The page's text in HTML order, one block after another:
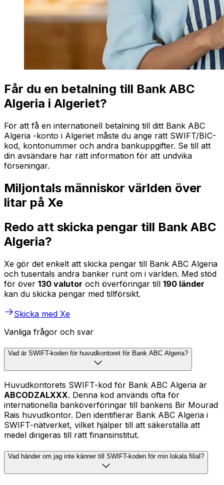
Får du en betalning till Bank ABC
Algeria i Algeriet?
För att få en internationell betalning till ditt Bank ABC
Algeria -konto i Algeriet måste du ange rätt SWIFT/BIC-
kod, kontonummer och andra bankuppgifter. Se till att
din avsändare har rätt information för att undvika
förseningar.
Miljontals människor världen över
litar på Xe
Redo att skicka pengar till Bank ABC
Algeria?
Xe gör det enkelt att skicka pengar till Bank ABC Algeria
och tusentals andra banker runt om i världen. Med stöd
för över 130 valutor och överföringar till 190 länder
kan du skicka pengar med tillförsikt.
Skicka med Xe
Vanliga frågor och svar
Vad är SWIFT-koden för huvudkontoret för Bank ABC Algeria?
Huvudkontorets SWIFT-kod för Bank ABC Algeria är
ABCODZALXXX. Denna kod används ofta för
internationella banköverföringar till bankens Bir Mourad
Rais huvudkontor. Den identifierar Bank ABC Algeria i
SWIFT-nätverket, vilket hjälper till att säkerställa att
medel dirigeras till rätt finansinstitut.
Vad händer om jag inte känner till SWIFT-koden för min lokala filial?